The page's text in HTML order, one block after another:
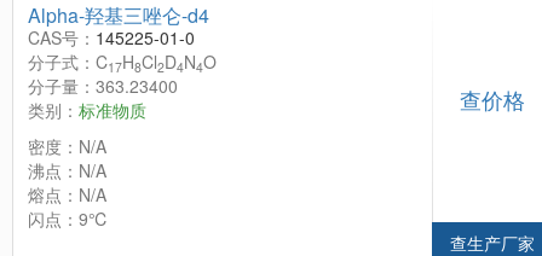
Alpha-羟基三唑仑-d4
CAS号： 145225-01-0
分子式：C17H8Cl2D4N4O
分子量：363.23400
类别： 标准物质
密度：N/A
沸点：N/A
熔点：N/A
闪点：9℃
查价格
查生产厂家